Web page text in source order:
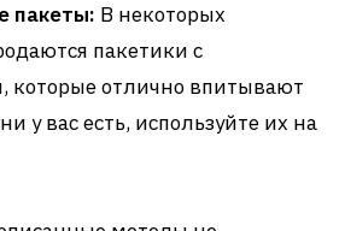
пакеты: В некоторых
пакетики с
которые отлично впитывают
у вас есть, используйте их на